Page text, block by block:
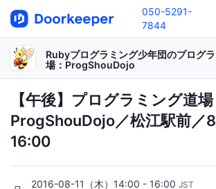
050-5291-
7844
Rubyプログラミング少年団のプログ
場：ProgShouDojo
【午後】プログラミング道場
ProgShouDojo／松江駅前／
16:00
2016-08-11（木）14:00 - 16:00 JST